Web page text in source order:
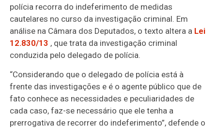
polícia recorra do indeferimento de medidas
cautelares no curso da investigação criminal. Em
análise na Câmara dos Deputados, o texto altera a Lei
12.830/13 , que trata da investigação criminal
conduzida pelo delegado de polícia.
“Considerando que o delegado de polícia está à
frente das investigações e é o agente público que de
fato conhece as necessidades e peculiaridades de
cada caso, faz-se necessário que ele tenha a
prerrogativa de recorrer do indeferimento”, defende o